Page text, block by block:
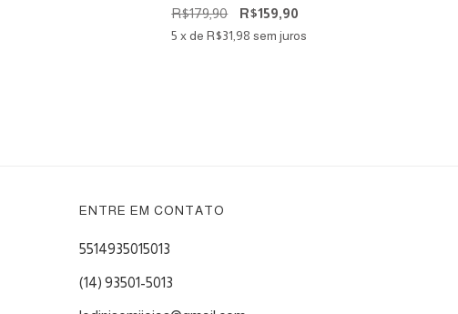
R$179,90
R$159,90
5 x deR$31,98 sem juros
ENTRE EM CONTATO
5514935015013
(14) 93501-5013